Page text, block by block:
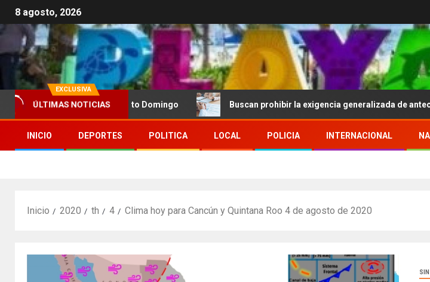
8 agosto, 2026
EXCLUSIVA
ÚLTIMAS NOTICIAS
oro en vela en Santo Domingo Buscan prohibir la exigencia generalizada de antecedentes
INICIO DEPORTES POLITICA LOCAL POLICIA INTERNACIONAL
Inicio 2020 th 4 Clima hoy para Cancún y Quintana Roo 4 de agosto de 2020